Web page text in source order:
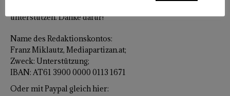
unterstützen. Danke dafür!
Name des Redaktionskontos:
Franz Miklautz, Mediapartizan.at;
Zweck: Unterstützung;
IBAN: AT61 3900 0000 0113 1671
Oder mit Paypal gleich hier: